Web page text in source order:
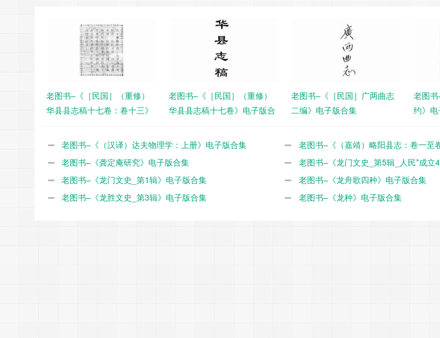
老图书–《［民国］（重修）
华县县志稿十七卷：卷十三》
老图书–《［民国］（重修）
华县县志稿十七卷》电子版合
老图书–《［民国］广两曲志
二编》电子版合集
老图
约》
老图书–《（汉译）达夫物理学：上册》电子版合集
老图书–《（嘉靖）略阳县志：卷一至
老图书–《龚定庵研究》电子版合集
老图书–《龙门文史_第5辑_人民*成立
1989》电子版合集
老图书–《龙门文史_第1辑》电子版合集
老图书–《龙舟歌四种》电子版合集
老图书–《龙胜文史_第3辑》电子版合集
老图书–《龙种》电子版合集